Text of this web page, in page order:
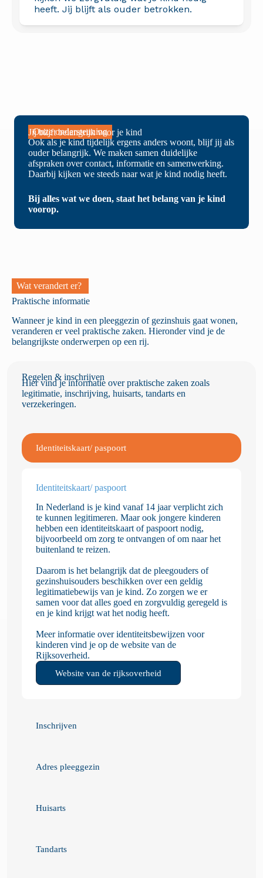
heeft. Jij blijft als ouder betrokken.
Onze ondersteuning
Jij blijft belangrijk voor je kind
Ook als je kind tijdelijk ergens anders woont, blijf jij als
ouder belangrijk. We maken samen duidelijke
afspraken over contact, informatie en samenwerking.
Daarbij kijken we steeds naar wat je kind nodig heeft.
Bij alles wat we doen, staat het belang van je kind
voorop.
Wat verandert er?
Praktische informatie
Wanneer je kind in een pleeggezin of gezinshuis gaat wonen,
veranderen er veel praktische zaken. Hieronder vind je de
belangrijkste onderwerpen op een rij.
Regelen & inschrijven
Hier vind je informatie over praktische zaken zoals
legitimatie, inschrijving, huisarts, tandarts en
verzekeringen.
Identiteitskaart/ paspoort
Inschrijven
Adres pleeggezin
Huisarts
Tandarts
Identiteits­kaart/ paspoort
In Nederland is je kind vanaf 14 jaar verplicht zich
te kunnen legitimeren. Maar ook jongere kinderen
hebben een identiteitskaart of paspoort nodig,
bijvoorbeeld om zorg te ontvangen of om naar het
buitenland te reizen.
Daarom is het belangrijk dat de pleegouders of
gezinshuisouders beschikken over een geldig
legitimatiebewijs van je kind. Zo zorgen we er
samen voor dat alles goed en zorgvuldig geregeld is
en je kind krijgt wat het nodig heeft.
Meer informatie over identiteitsbewijzen voor
kinderen vind je op de website van de
Rijksoverheid.
Website van de rijksoverheid